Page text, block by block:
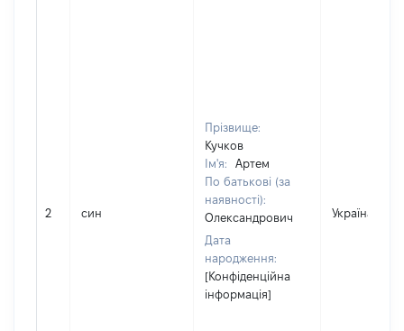
2 син
Прізвище:
Кучков
Ім'я:
Артем
По батькові (за
наявності):
Олександрович
Дата
народження:
[Конфіденційна
інформація]
Україна